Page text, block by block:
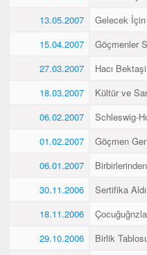
13.05.2007
Gelecek
15.04.2007
Göçmenler
27.03.2007
Hacı
18.03.2007
Kültür ve
06.02.2007
Schleswig-
01.02.2007
Göçmen
06.01.2007
30.11.2006
Sertifika
18.11.2006
29.10.2006
Birlik